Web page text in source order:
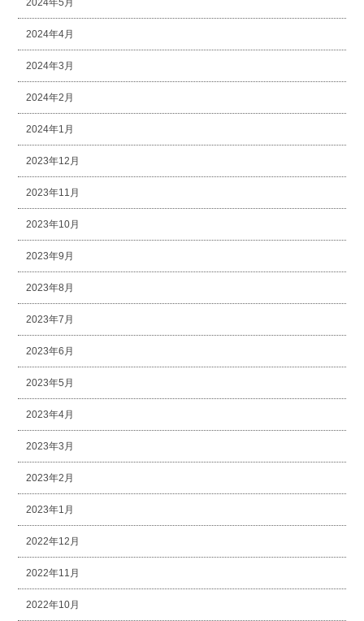
2024年5月
2024年4月
2024年3月
2024年2月
2024年1月
2023年12月
2023年11月
2023年10月
2023年9月
2023年8月
2023年7月
2023年6月
2023年5月
2023年4月
2023年3月
2023年2月
2023年1月
2022年12月
2022年11月
2022年10月